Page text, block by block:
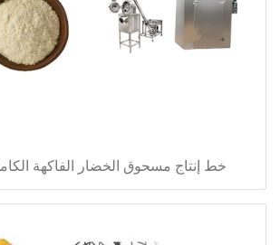
خط إنتاج مسحوق الخضار الفاكهة